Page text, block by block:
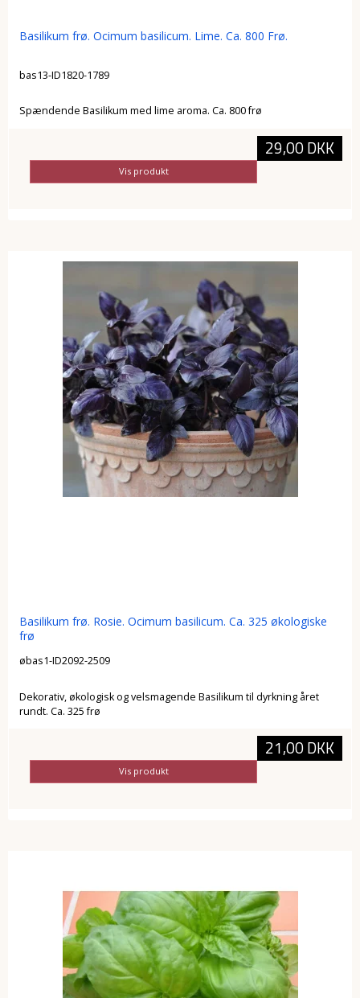
Basilikum frø. Ocimum basilicum. Lime. Ca. 800 Frø.
bas13-ID1820-1789
Spændende Basilikum med lime aroma. Ca. 800 frø
29,00 DKK
Vis produkt
Basilikum frø. Rosie. Ocimum basilicum. Ca. 325 økologiske
frø
øbas1-ID2092-2509
Dekorativ, økologisk og velsmagende Basilikum til dyrkning året
rundt. Ca. 325 frø
21,00 DKK
Vis produkt